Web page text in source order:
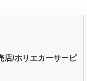
店/ホリエカーサービ